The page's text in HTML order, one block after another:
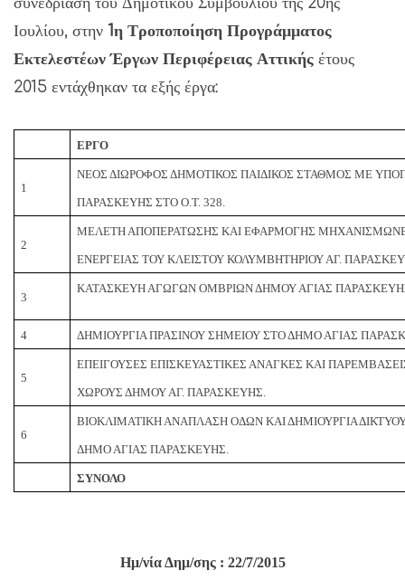
Ιουλίου, στην 1η Τροποποίηση Προγράμματος
Εκτελεστέων Έργων Περιφέρειας Αττικής έτους
2015 εντάχθηκαν τα εξής έργα:
ΕΡΓΟ
1
ΝΕΟΣ ΔΙΩΡΟΦΟΣ ΔΗΜΟΤΙΚΟΣ ΠΑΙΔΙΚΟΣ ΣΤΑΘΜΟΣ ΜΕ
ΠΑΡΑΣΚΕΥΗΣ ΣΤΟ Ο.Τ. 328.
2
ΜΕΛΕΤΗ ΑΠΟΠΕΡΑΤΩΣΗΣ ΚΑΙ ΕΦΑΡΜΟΓΗΣ ΜΗΧΑΝΙΣΜΩΝ
ΕΝΕΡΓΕΙΑΣ ΤΟΥ ΚΛΕΙΣΤΟΥ ΚΟΛΥΜΒΗΤΗΡΙΟΥ ΑΓ.
3
ΚΑΤΑΣΚΕΥΗ ΑΓΩΓΩΝ ΟΜΒΡΙΩΝ ΔΗΜΟΥ ΑΓΙΑΣ
4 ΔΗΜΙΟΥΡΓΙΑ ΠΡΑΣΙΝΟΥ ΣΗΜΕΙΟΥ ΣΤΟ ΔΗΜΟ ΑΓΙΑΣ
5
ΕΠΕΙΓΟΥΣΕΣ ΕΠΙΣΚΕΥΑΣΤΙΚΕΣ ΑΝΑΓΚΕΣ ΚΑΙ
ΧΩΡΟΥΣ ΔΗΜΟΥ ΑΓ. ΠΑΡΑΣΚΕΥΗΣ.
6
ΒΙΟΚΛΙΜΑΤΙΚΗ ΑΝΑΠΛΑΣΗ ΟΔΩΝ ΚΑΙ ΔΗΜΙΟΥΡΓΙΑ
ΔΗΜΟ ΑΓΙΑΣ ΠΑΡΑΣΚΕΥΗΣ.
ΣΥΝΟΛΟ
Ημ/νία Δημ/σης : 22/7/2015